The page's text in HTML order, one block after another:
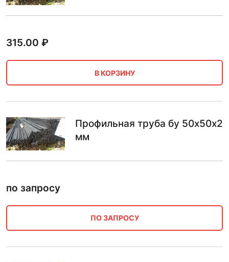
315.00 ₽
В КОРЗИНУ
Профильная труба бу 50х50х2
мм
по запросу
ПО ЗАПРОСУ